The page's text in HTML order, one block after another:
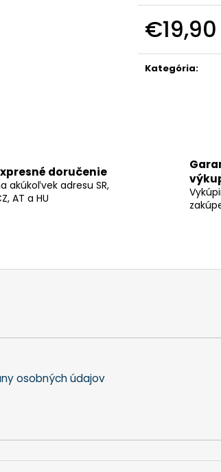
€19,90
cena:
Kategória:
doručenie
akúkoľvek adresu SR,
AT a HU
osobných údajov